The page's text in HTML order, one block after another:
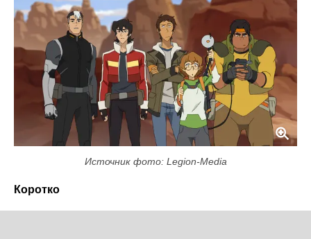
Источник фото: Legion-Media
Коротко